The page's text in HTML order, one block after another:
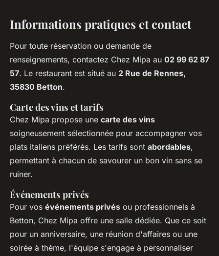
Informations pratiques et contact
Pour toute réservation ou demande de
renseignements, contactez Chez Mipa au 02 99 62 87
57. Le restaurant est situé au 2 Rue de Rennes,
35830 Betton.
Carte des vins et tarifs
Chez Mipa propose une carte des vins
soigneusement sélectionnée pour accompagner vos
plats italiens préférés. Les tarifs sont abordables,
permettant à chacun de savourer un bon vin sans se
ruiner.
Événements privés
Pour vos événements privés ou professionnels à
Betton, Chez Mipa offre une salle dédiée. Que ce soit
pour un anniversaire, une réunion d'affaires ou une
soirée à thème, l'équipe s'engage à personnaliser